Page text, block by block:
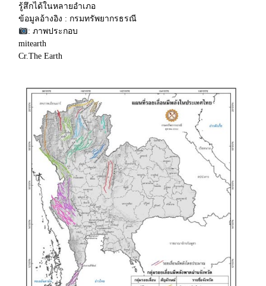
รู้สึกได้ในหลายอำเภอ
ข้อมูลอ้างอิง : กรมทรัพยากรธรณี
: ภาพประกอบ
mitearth
Cr.The Earth